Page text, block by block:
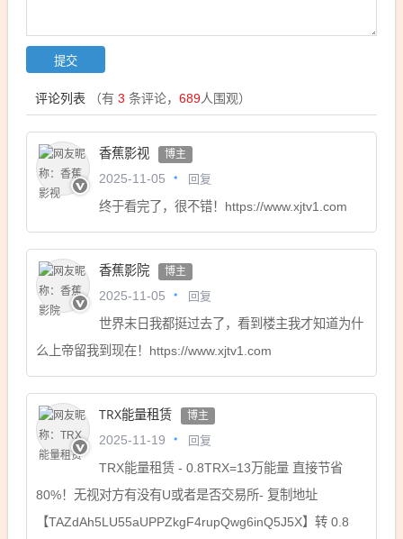
评论列表 （有 3 条评论， 689人围观）
香蕉影视 博主
2025-11-05 回复
终于看完了，很不错！https://www.xjtv1.com
香蕉影院 博主
2025-11-05 回复
世界末日我都挺过去了，看到楼主我才知道为什
么上帝留我到现在！https://www.xjtv1.com
TRX能量租赁 博主
2025-11-19 回复
TRX能量租赁 - 0.8TRX=13万能量 直接节省
80%！无视对方有没有U或者是否交易所- 复制地址
【TAZdAh5LU55aUPPZkgF4rupQwg6inQ5J5X】转 0.8